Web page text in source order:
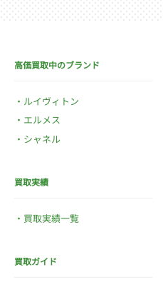
高価買取中のブランド
ルイヴィトン
エルメス
シャネル
買取実績
買取実績一覧
買取ガイド